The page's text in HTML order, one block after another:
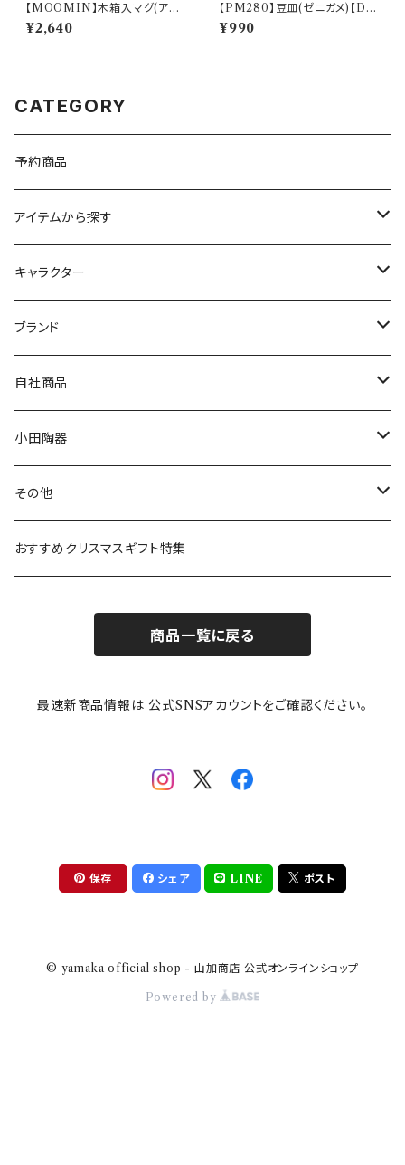
【MOOMIN】木箱入マグ(アイ
ムリトルミイ)【MM16000】M
M16001-11H
¥2,640
【PM280】豆皿(ゼニガメ)【Dail
y Sketch】PM283-333
¥990
CATEGORY
予約商品
アイテムから探す
九谷焼
マグ＆カップ
プレート
ボウル
ガラスウェア
カトラリー
キャラクター
ムーミン
80th記念アイテム
リトルミイの日記念アイテム
MOOMIN ANIMATION
スヌーピー
ピーターラビット
ポケットモンスター
mofusand（モフサンド）
mofsand×日比谷花壇
ちびまる子ちゃんandクレヨンしんちゃん
ブランド
LA AMYS(エミーズ)
LISA LARSON(リサラーソン)
LAURA ASHLEY(ローラ アシュレイ)
Finlayson(フィンレイソン)
HANAE MORI(ハナエモリ)
THE BEATLES(ザ・ビートルズ)
【山加商店×yaeko】migratory bird
自社商品
ねこ企画
Cecera(セセラ)
CELEC(セレック)
隅切り重箱
HAPPY DINING(ハッピーダイニング)
小田陶器
さざなみ
吉祥
メイメイウェア
SoSo(ソソ）
その他
リサイクル食器
おすすめクリスマスギフト特集
商品一覧に戻る
最速新商品情報は 公式SNSアカウントをご確認ください。
保存 シェア LINE ポスト
© yamaka official shop - 山加商店 公式オンラインショップ
Powered by